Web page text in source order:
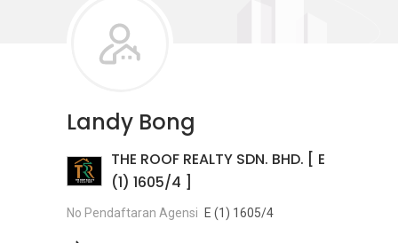
Landy Bong
THE ROOF REALTY SDN. BHD. [ E
(1) 1605/4 ]
No Pendaftaran Agensi E (1) 1605/4